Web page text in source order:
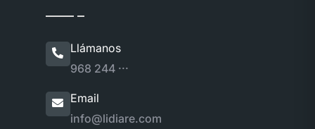
Llámanos
968 244 ···
Email
info@lidiare.com